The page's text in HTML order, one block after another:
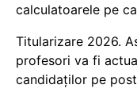
calculatoarele pe
Titularizare 2026.
profesori va fi
candidaților pe